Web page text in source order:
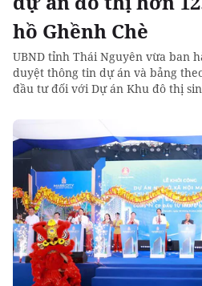
hồ Ghềnh Chè
UBND tỉnh Thái Nguyên vừa ban
duyệt thông tin dự án và bảng
đầu tư đối với Dự án Khu đô thị